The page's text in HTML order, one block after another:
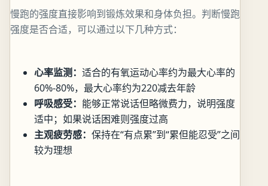
慢跑的强度直接影响到锻炼效果和身体负担。判断慢跑
强度是否合适，可以通过以下几种方式：
心率监测： 适合的有氧运动心率约为最大心率的
60%-80%，最大心率约为220减去年龄
呼吸感受： 能够正常说话但略微费力，说明强度
适中；如果说话困难则强度过高
主观疲劳感： 保持在“有点累”到“累但能忍受”之间
较为理想